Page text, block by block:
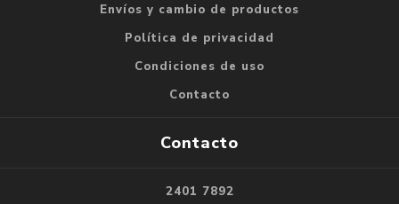
Envíos y cambio de productos
Política de privacidad
Condiciones de uso
Contacto
Contacto
2401 7892